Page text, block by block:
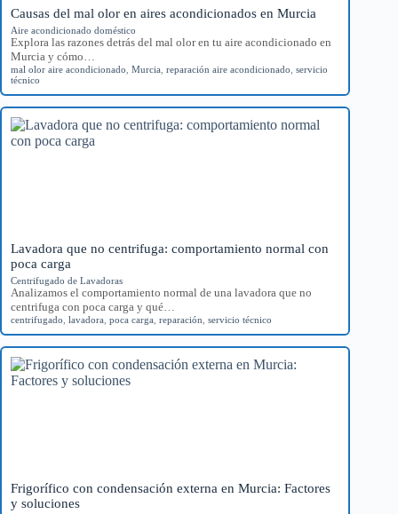
Causas del mal olor en aires acondicionados en Murcia
Aire acondicionado doméstico
Explora las razones detrás del mal olor en tu aire acondicionado en
Murcia y cómo…
mal olor aire acondicionado Murcia reparación aire acondicionado servicio
técnico
Lavadora que no centrifuga: comportamiento normal con
poca carga
Centrifugado de Lavadoras
Analizamos el comportamiento normal de una lavadora que no
centrifuga con poca carga y qué…
centrifugado lavadora poca carga reparación servicio técnico
Frigorífico con condensación externa en Murcia: Factores
y soluciones